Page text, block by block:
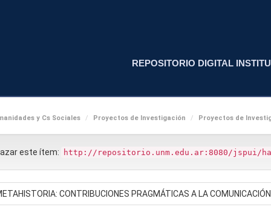
REPOSITORIO DIGITAL
y Cs Sociales Proyectos de Investigación Proyectos de
este ítem: http://repositorio.unm.edu.ar:8080/jspui/
CONTRIBUCIONES PRAGMÁTICAS A LA